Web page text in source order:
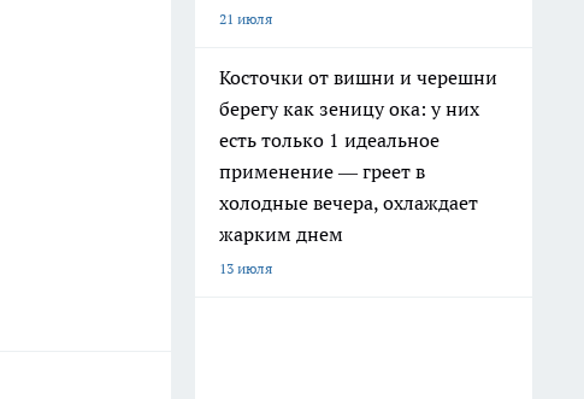
21 июля
Косточки от вишни и черешни
берегу как зеницу ока: у них
есть только 1 идеальное
применение — греет в
холодные вечера, охлаждает
жарким днем
13 июля